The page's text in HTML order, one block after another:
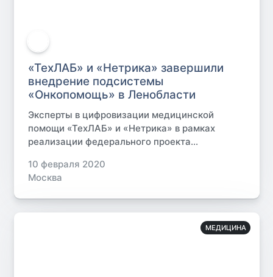
«ТехЛАБ» и «Нетрика» завершили
внедрение подсистемы
«Онкопомощь» в Ленобласти
Эксперты в цифровизации медицинской
помощи «ТехЛАБ» и «Нетрика» в рамках
реализации федерального проекта...
10 февраля 2020
Москва
МЕДИЦИНА